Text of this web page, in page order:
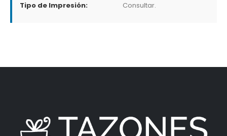
Tipo de Impresión: Consultar.